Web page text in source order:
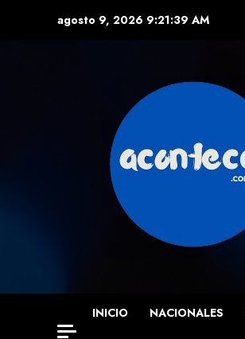
agosto 9, 2026 9:21:40 AM
INICIO NACIONALES